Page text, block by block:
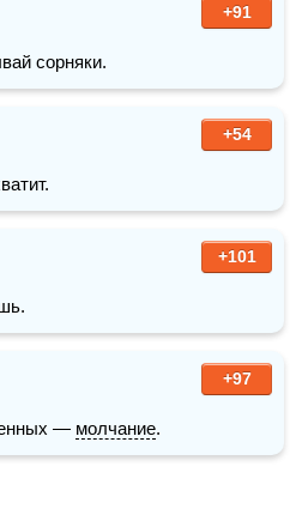
+91
сорняки.
+54
+101
+97
— молчание.